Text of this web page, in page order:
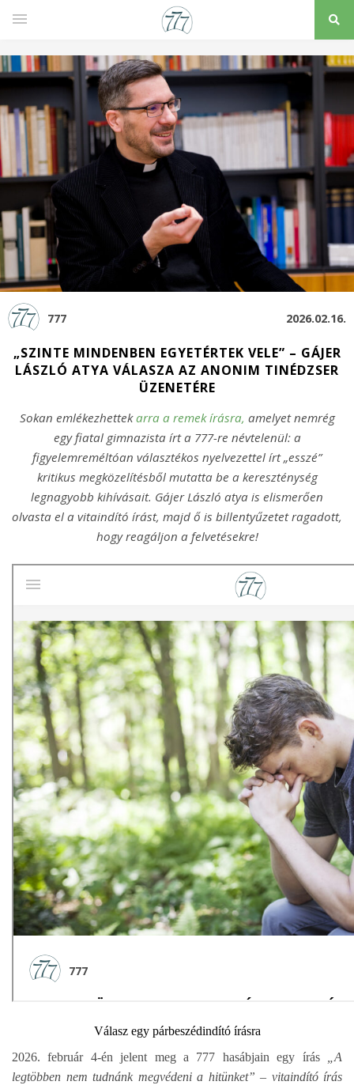
777 2026.02.16.
„SZINTE MINDENBEN EGYETÉRTEK VELE” – GÁJER
LÁSZLÓ ATYA VÁLASZA AZ ANONIM TINÉDZSER
ÜZENETÉRE
Sokan emlékezhettekarra a remek írásra, amelyet nemrég
egy fiatal gimnazista írt a 777-re névtelenül: a
figyelemreméltóan választékos nyelvezettel írt „esszé”
kritikus megközelítésből mutatta be a kereszténység
legnagyobb kihívásait. Gájer László atya is elismerően
olvasta el a vitaindító írást, majd ő is billentyűzetet ragadott,
hogy reagáljon a felvetésekre!
Válasz egy párbeszédindító írásra
2026. február 4-én jelent meg a 777 hasábjain egy írás „A
legtöbben nem tudnánk megvédeni a hitünket” – vitaindító írás